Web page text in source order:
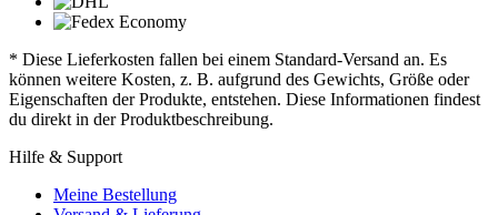
* Diese Lieferkosten fallen bei einem Standard-Versand an. Es
können weitere Kosten, z. B. aufgrund des Gewichts, Größe oder
Eigenschaften der Produkte, entstehen. Diese Informationen findest
du direkt in der Produktbeschreibung.
Hilfe & Support
Meine Bestellung